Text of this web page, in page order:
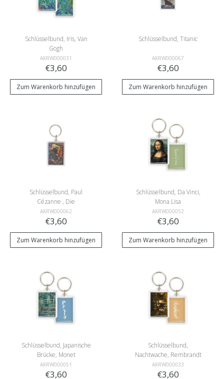
Schlüsselbund, Iris, Van
Gogh
AKRW000031
€3,60
Zum Warenkorb hinzufügen
Schlüsselbund, Titanic
AKRW000067
€3,60
Zum Warenkorb hinzufügen
Schlüsselbund, Paul
Cézanne , Die
Kartenspieler
AKRW000062
€3,60
Zum Warenkorb hinzufügen
Schlüsselbund, Da Vinci,
Mona Lisa
AKRW000052
€3,60
Zum Warenkorb hinzufügen
Schlüsselbund, Japanische
Brücke, Monet
AKRW000051
€3,60
Schlüsselbund,
Nachtwache, Rembrandt
AKRW000033
€3,60